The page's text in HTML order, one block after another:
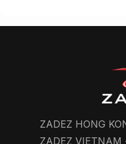
ZADEZ HONG
ZADEZ VIETNAM